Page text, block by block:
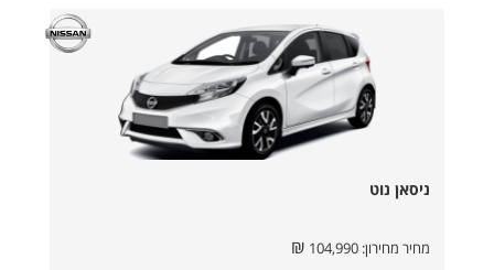
ניסאן נוט
מחיר מחירון: ₪